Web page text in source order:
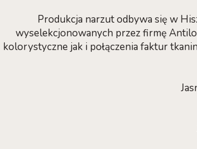
Produkcja narzut odbywa się w
wyselekcjonowanych przez firmę
kolorystyczne jak i połączenia faktur